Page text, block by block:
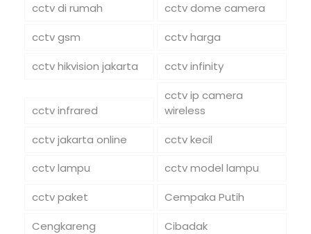
cctv di rumah
cctv dome camera
cctv gsm
cctv harga
cctv hikvision jakarta
cctv infinity
cctv infrared
cctv ip camera
wireless
cctv jakarta online
cctv kecil
cctv lampu
cctv model lampu
cctv paket
Cempaka Putih
Cengkareng
Cibadak